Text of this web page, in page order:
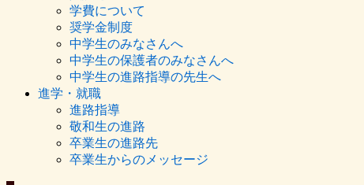
学費について
奨学金制度
中学生のみなさんへ
中学生の保護者のみなさんへ
中学生の進路指導の先生へ
進学・就職
進路指導
敬和生の進路
卒業生の進路先
卒業生からのメッセージ